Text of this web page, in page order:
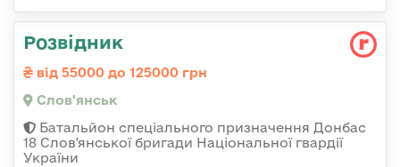
Розвідник
від 55000 до 125000 грн
Слов'янськ
Батальйон спеціального призначення Донбас
18 Слов'янської бригади Національної гвардії
України